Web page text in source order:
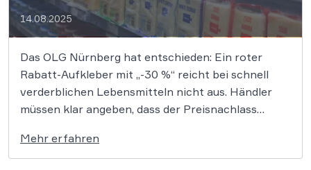
14.08.2025
Das OLG Nürnberg hat entschieden: Ein roter
Rabatt-Aufkleber mit „-30 %“ reicht bei schnell
verderblichen Lebensmitteln nicht aus. Händler
müssen klar angeben, dass der Preisnachlass
Abmahnungen. Preisreduzierte Lebensmittel kurz
vor Ablauf des Mindesthaltbarkeitsdatums müssen
Mehr erfahren